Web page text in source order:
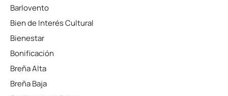
Barlovento
Bien de Interés Cultural
Bienestar
Bonificación
Breña Alta
Breña Baja